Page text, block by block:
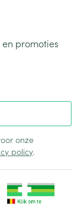
promoties
onze
policy.